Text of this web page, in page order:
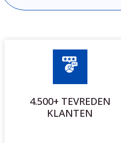
4.500+ TEVREDEN
KLANTEN